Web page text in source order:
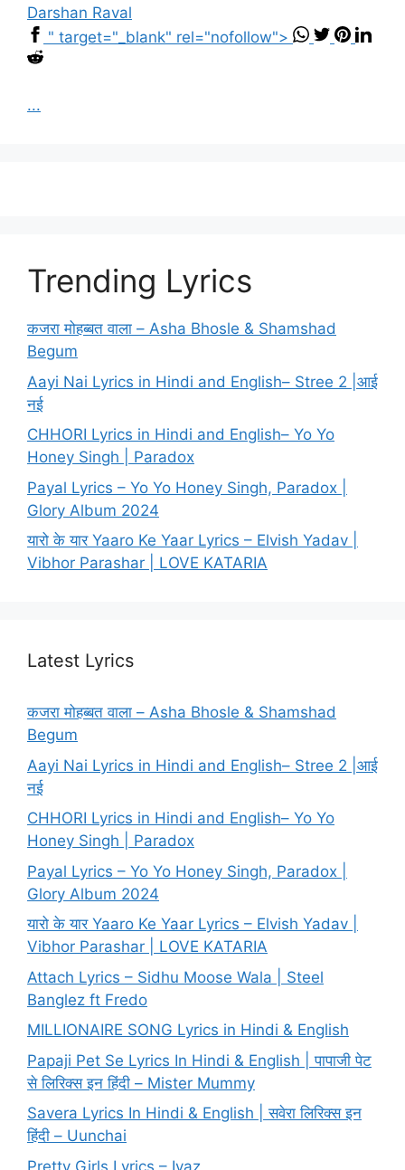
Darshan Raval
" target="_blank" rel="nofollow">
...
Trending Lyrics
कजरा मोहब्बत वाला – Asha Bhosle & Shamshad
Begum
Aayi Nai Lyrics in Hindi and English– Stree 2 |आई
नई
CHHORI Lyrics in Hindi and English– Yo Yo
Honey Singh | Paradox
Payal Lyrics – Yo Yo Honey Singh, Paradox |
Glory Album 2024
यारो के यार Yaaro Ke Yaar Lyrics – Elvish Yadav |
Vibhor Parashar | LOVE KATARIA
Latest Lyrics
कजरा मोहब्बत वाला – Asha Bhosle & Shamshad
Begum
Aayi Nai Lyrics in Hindi and English– Stree 2 |आई
नई
CHHORI Lyrics in Hindi and English– Yo Yo
Honey Singh | Paradox
Payal Lyrics – Yo Yo Honey Singh, Paradox |
Glory Album 2024
यारो के यार Yaaro Ke Yaar Lyrics – Elvish Yadav |
Vibhor Parashar | LOVE KATARIA
Attach Lyrics – Sidhu Moose Wala | Steel
Banglez ft Fredo
MILLIONAIRE SONG Lyrics in Hindi & English
Papaji Pet Se Lyrics In Hindi & English | पापाजी पेट
से लिरिक्स इन हिंदी – Mister Mummy
Savera Lyrics In Hindi & English | सवेरा लिरिक्स इन
हिंदी – Uunchai
Pretty Girls Lyrics – Iyaz